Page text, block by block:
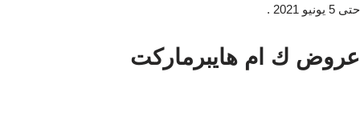
حتى 5 يونيو 2021 .
عروض ك ام هايبرماركت